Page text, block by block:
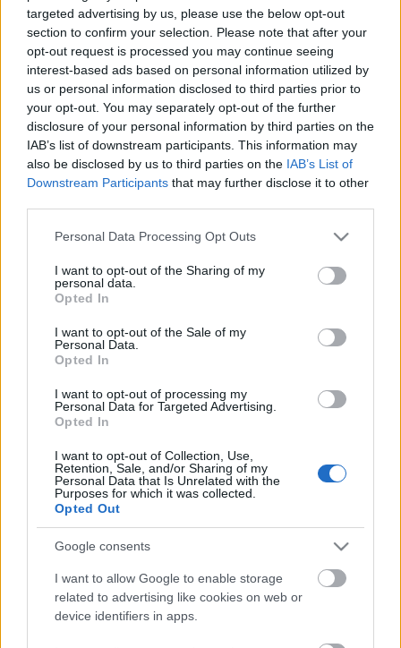
targeted advertising by us, please use the below opt-out
section to confirm your selection. Please note that after your
opt-out request is processed you may continue seeing
interest-based ads based on personal information utilized by
us or personal information disclosed to third parties prior to
your opt-out. You may separately opt-out of the further
disclosure of your personal information by third parties on the
IAB’s list of downstream participants. This information may
also be disclosed by us to third parties on the IAB’s List of
Downstream Participants that may further disclose it to other
Please note that this website/app uses one or more Google
not limited to your visit or usage behaviour. You may click to
grant or deny consent to Google and its third-party tags to
use your data for below specified purposes in below Google
consent section.
Personal Data Processing Opt Outs
I want to opt-out of the Sharing of my
personal data.
Opted In
I want to opt-out of the Sale of my
Personal Data.
Opted In
I want to opt-out of processing my
Personal Data for Targeted Advertising.
Opted In
I want to opt-out of Collection, Use,
Retention, Sale, and/or Sharing of my
Personal Data that Is Unrelated with the
Purposes for which it was collected.
Opted Out
Google consents
I want to allow Google to enable storage
related to advertising like cookies on web or
device identifiers in apps.
Forrás:http://www.facebook.com/eltehok
Címkék:oktatás elte hoffman